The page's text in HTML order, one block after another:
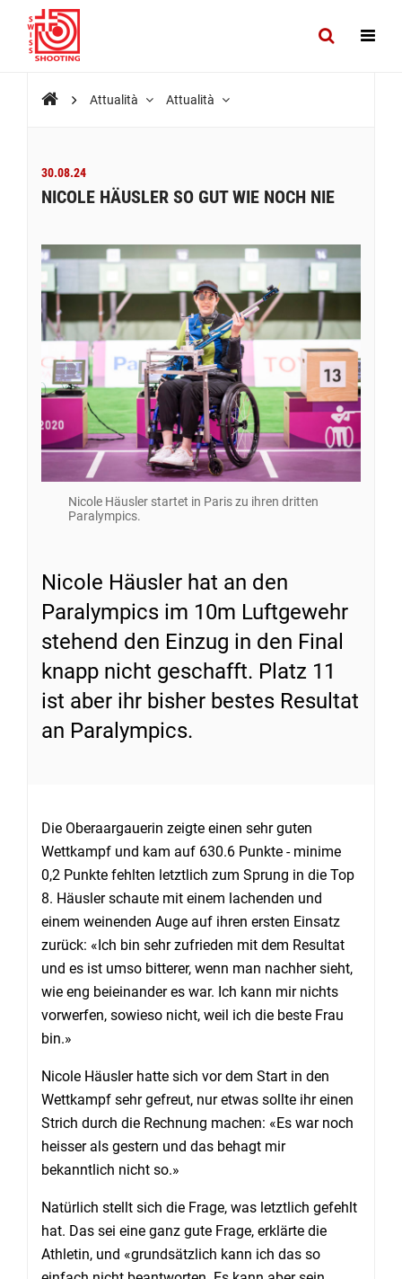
Attualità Attualità
30.08.24
NICOLE HÄUSLER SO GUT WIE NOCH NIE
Nicole Häusler startet in Paris zu ihren dritten
Paralympics.
Nicole Häusler hat an den
Paralympics im 10m Luftgewehr
stehend den Einzug in den Final
knapp nicht geschafft. Platz 11
ist aber ihr bisher bestes Resultat
an Paralympics.
Die Oberaargauerin zeigte einen sehr guten
Wettkampf und kam auf 630.6 Punkte - minime
0,2 Punkte fehlten letztlich zum Sprung in die Top
8. Häusler schaute mit einem lachenden und
einem weinenden Auge auf ihren ersten Einsatz
zurück: «Ich bin sehr zufrieden mit dem Resultat
und es ist umso bitterer, wenn man nachher sieht,
wie eng beieinander es war. Ich kann mir nichts
vorwerfen, sowieso nicht, weil ich die beste Frau
bin.»
Nicole Häusler hatte sich vor dem Start in den
Wettkampf sehr gefreut, nur etwas sollte ihr einen
Strich durch die Rechnung machen: «Es war noch
heisser als gestern und das behagt mir
bekanntlich nicht so.»
Natürlich stellt sich die Frage, was letztlich gefehlt
hat. Das sei eine ganz gute Frage, erklärte die
Athletin, und «grundsätzlich kann ich das so